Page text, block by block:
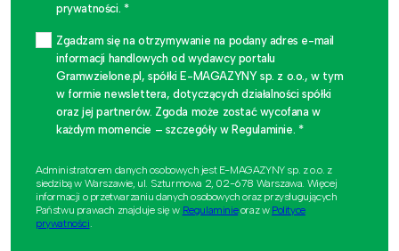
prywatności. *
Zgadzam się na otrzymywanie na podany adres e-mail
informacji handlowych od wydawcy portalu
Gramwzielone.pl, spółki E-MAGAZYNY sp. z o.o., w tym
w formie newslettera, dotyczących działalności spółki
oraz jej partnerów. Zgoda może zostać wycofana w
każdym momencie – szczegóły w Regulaminie. *
Administratorem danych osobowych jest E-MAGAZYNY sp. z o.o. z
siedzibą w Warszawie, ul. Szturmowa 2, 02-678 Warszawa. Więcej
informacji o przetwarzaniu danych osobowych oraz przysługujących
Państwu prawach znajduje się w Regulaminieoraz w Polityce
prywatności.